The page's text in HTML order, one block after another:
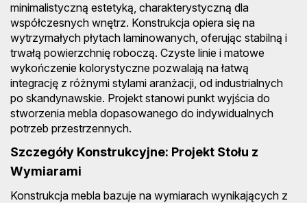
minimalistyczną estetyką, charakterystyczną dla
współczesnych wnętrz. Konstrukcja opiera się na
wytrzymałych płytach laminowanych, oferując stabilną i
trwałą powierzchnię roboczą. Czyste linie i matowe
wykończenie kolorystyczne pozwalają na łatwą
integrację z różnymi stylami aranżacji, od industrialnych
po skandynawskie. Projekt stanowi punkt wyjścia do
stworzenia mebla dopasowanego do indywidualnych
potrzeb przestrzennych.
Szczegóły Konstrukcyjne: Projekt Stołu z
Wymiarami
Konstrukcja mebla bazuje na wymiarach wynikających z